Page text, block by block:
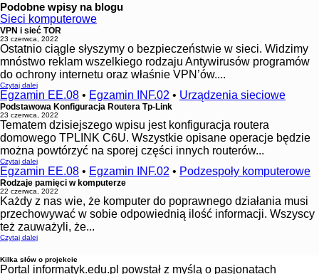
Podobne wpisy na blogu
Sieci komputerowe
VPN i sieć TOR
23 czerwca, 2022
Ostatnio ciągle słyszymy o bezpieczeństwie w sieci. Widzimy
mnóstwo reklam wszelkiego rodzaju Antywirusów programów
do ochrony internetu oraz właśnie VPN’ów....
Czytaj dalej
Egzamin EE.08 • Egzamin INF.02 • Urządzenia sieciowe
Podstawowa Konfiguracja Routera Tp-Link
23 czerwca, 2022
Tematem dzisiejszego wpisu jest konfiguracja routera
domowego TPLINK C6U. Wszystkie opisane operacje będzie
można powtórzyć na sporej części innych routerów...
Czytaj dalej
Egzamin EE.08 • Egzamin INF.02 • Podzespoły komputerowe
Rodzaje pamięci w komputerze
22 czerwca, 2022
Każdy z nas wie, że komputer do poprawnego działania musi
przechowywać w sobie odpowiednią ilość informacji. Wszyscy
też zauważyli, że...
Czytaj dalej
Kilka słów o projekcie
Portal informatyk.edu.pl powstał z myślą o pasjonatach